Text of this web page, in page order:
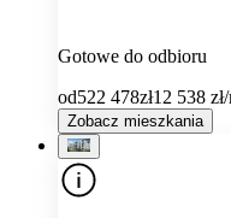
Gotowe do odbioru
od522 478zł12 538
Zobacz mieszkania